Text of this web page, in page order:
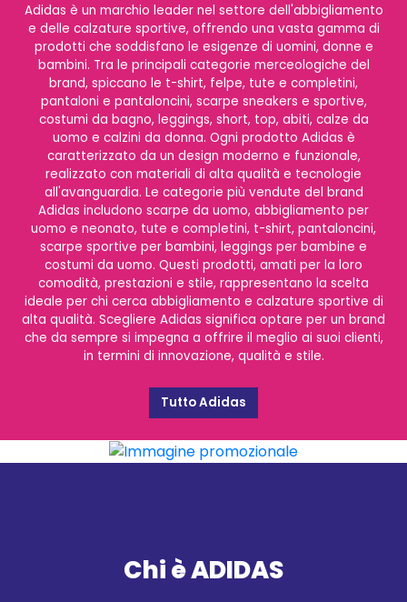
Adidas è un marchio leader nel settore dell'abbigliamento
e delle calzature sportive, offrendo una vasta gamma di
prodotti che soddisfano le esigenze di uomini, donne e
bambini. Tra le principali categorie merceologiche del
brand, spiccano le t-shirt, felpe, tute e completini,
pantaloni e pantaloncini, scarpe sneakers e sportive,
costumi da bagno, leggings, short, top, abiti, calze da
uomo e calzini da donna. Ogni prodotto Adidas è
caratterizzato da un design moderno e funzionale,
realizzato con materiali di alta qualità e tecnologie
all'avanguardia. Le categorie più vendute del brand
Adidas includono scarpe da uomo, abbigliamento per
uomo e neonato, tute e completini, t-shirt, pantaloncini,
scarpe sportive per bambini, leggings per bambine e
costumi da uomo. Questi prodotti, amati per la loro
comodità, prestazioni e stile, rappresentano la scelta
ideale per chi cerca abbigliamento e calzature sportive di
alta qualità. Scegliere Adidas significa optare per un brand
che da sempre si impegna a offrire il meglio ai suoi clienti,
in termini di innovazione, qualità e stile.
Tutto Adidas
Chi è ADIDAS